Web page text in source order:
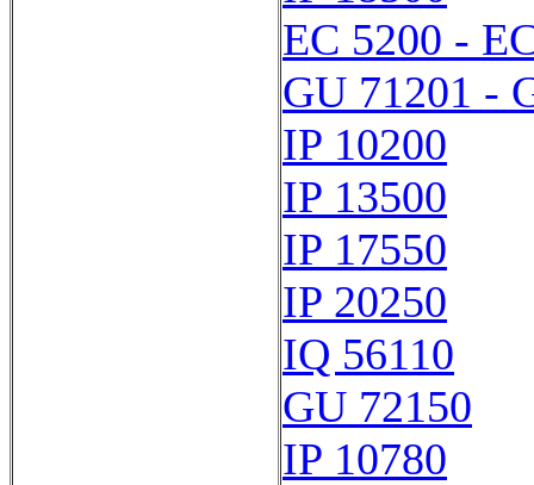
EC 5200 -
GU 71201 -
IP 10200
IP 13500
IP 17550
IP 20250
IQ 56110
GU 72150
IP 10780